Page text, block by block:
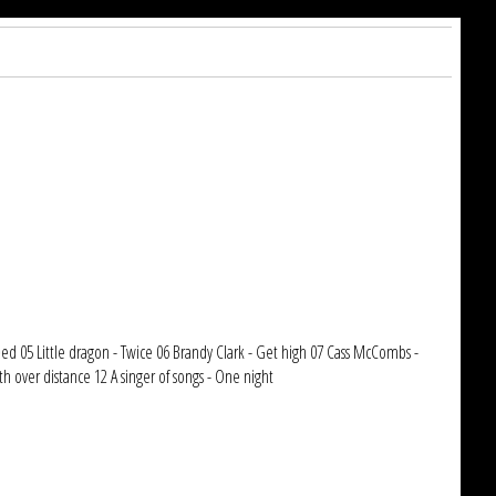
05 Little dragon - Twice 06 Brandy Clark - Get high 07 Cass McCombs -
over distance 12 A singer of songs - One night